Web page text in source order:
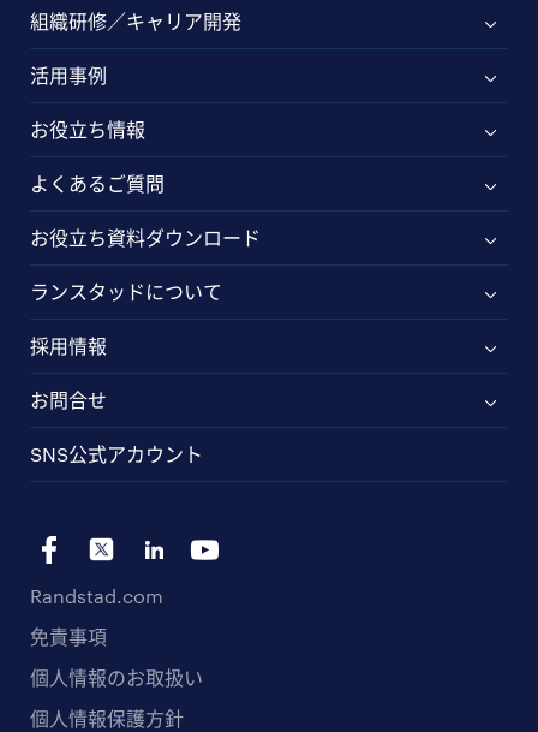
組織研修／キャリア開発
活用事例
お役立ち情報
よくあるご質問
お役立ち資料ダウンロード
ランスタッドについて
採用情報
お問合せ
SNS公式アカウント
Randstad.com
免責事項
個人情報のお取扱い
個人情報保護方針